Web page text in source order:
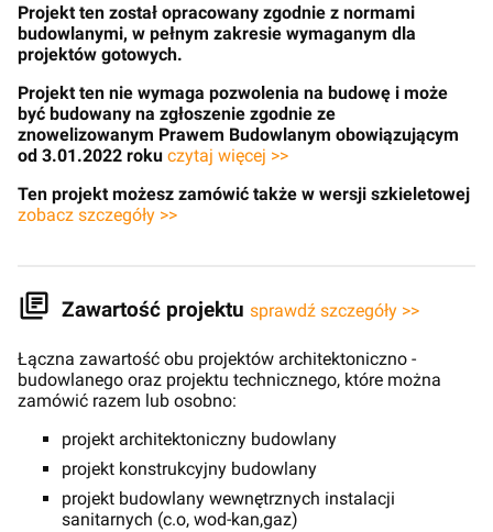
Projekt ten został opracowany zgodnie z normami
budowlanymi, w pełnym zakresie wymaganym dla
projektów gotowych.
Projekt ten nie wymaga pozwolenia na budowę i może
być budowany na zgłoszenie zgodnie ze
znowelizowanym Prawem Budowlanym obowiązującym
od 3.01.2022 roku czytaj więcej >>
Ten projekt możesz zamówić także w wersji szkieletowej
zobacz szczegóły >>
Zawartość projektu sprawdź szczegóły >>
Łączna zawartość obu projektów architektoniczno -
budowlanego oraz projektu technicznego, które można
zamówić razem lub osobno:
projekt architektoniczny budowlany
projekt konstrukcyjny budowlany
projekt budowlany wewnętrznych instalacji
sanitarnych (c.o, wod-kan,gaz)